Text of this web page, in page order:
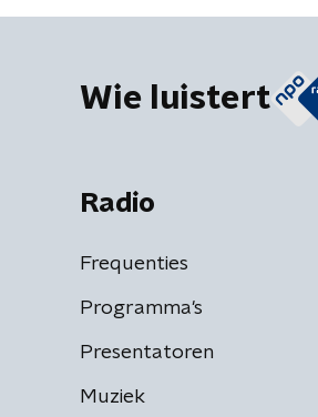
Wie luistert
Radio
Frequenties
Programma's
Presentatoren
Muziek